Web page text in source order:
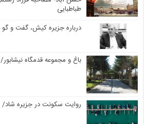
طباطبایی
درباره جزیره کیش، گفت و گو
باغ و مجموعه قدمگاه
روایت سکونت در جزیره